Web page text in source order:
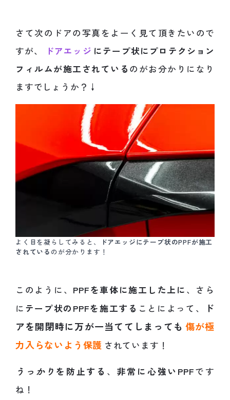
さて次のドアの写真をよーく見て頂きたいので
すが、
ドアエッジ にテープ状にプロテクション
フィルムが施工されている のがお分かりになり
ますでしょうか？↓
よく目を凝らしてみると、
ドアエッジにテープ状のPPFが施工
されている のが分かります！
このように、 PPFを車体に施工した上に 、さら
に テープ状のPPFを施工する ことによって、
ド
アを開閉時に万が一当ててしまっても 傷が極
力入らないよう保護 されています！
うっかり を防止する 、 非常に心強いPPFです
ね！